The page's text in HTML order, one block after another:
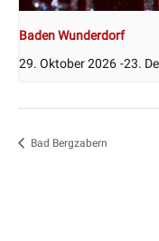
Baden Wunderdorf
29. Oktober 2026 -23.
Bad Bergzabern